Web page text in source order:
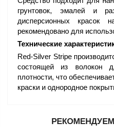
грунтовок, эмалей и
дисперсионных красок
рекомендовано для
Технические
Red-Silver Stripe
состоящей из волокон
плотности, что
краски и однородное